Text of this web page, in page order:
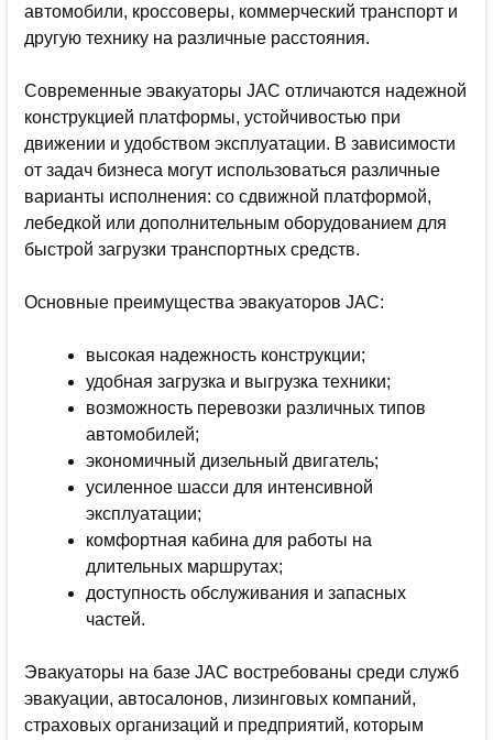
автомобили, кроссоверы, коммерческий транспорт и
другую технику на различные расстояния.
Современные эвакуаторы JAC отличаются надежной
конструкцией платформы, устойчивостью при
движении и удобством эксплуатации. В зависимости
от задач бизнеса могут использоваться различные
варианты исполнения: со сдвижной платформой,
лебедкой или дополнительным оборудованием для
быстрой загрузки транспортных средств.
Основные преимущества эвакуаторов JAC:
высокая надежность конструкции;
удобная загрузка и выгрузка техники;
возможность перевозки различных типов
автомобилей;
экономичный дизельный двигатель;
усиленное шасси для интенсивной
эксплуатации;
комфортная кабина для работы на
длительных маршрутах;
доступность обслуживания и запасных
частей.
Эвакуаторы на базе JAC востребованы среди служб
эвакуации, автосалонов, лизинговых компаний,
страховых организаций и предприятий, которым